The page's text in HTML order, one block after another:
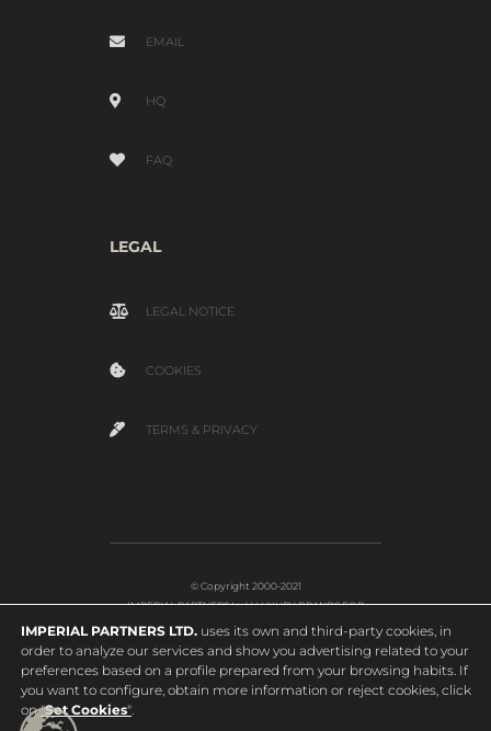
EMAIL
HQ
FAQ
LEGAL
LEGAL NOTICE
COOKIES
TERMS & PRIVACY
© Copyright 2000-2021
IMPERIAL PARTNERS Ltd | LUXURY BRANDS FOR
EDUCATION
IMPERIAL PARTNERS LTD. uses its own and third-party cookies, in
order to analyze our services and show you advertising related to your
preferences based on a profile prepared from your browsing habits. If
you want to configure, obtain more information or reject cookies, click
on"Set Cookies".